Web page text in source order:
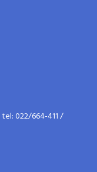
tel: 022/664-411 /